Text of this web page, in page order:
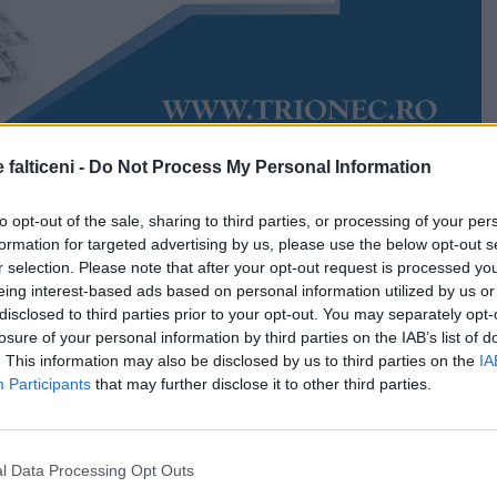
falticeni - Do Not Process My Personal Information
opt-out of the sale, sharing to third parties, or processing of your
for targeted advertising by us, please use the below opt-out
selection. Please note that after your opt-out request is processed
interest-based ads based on personal information utilized by us
to third parties prior to your opt-out. You may separately
of your personal information by third parties on the IAB’s list of
This information may also be disclosed by us to third parties on the
Participants that may further disclose it to other third parties.
Data Processing Opt Outs
Andrada SanduAccesări:
un ultim examen în lumea natației. Fălticeneanca
se numără printre sportivii care zilele acestea
Mondial de Înot în bazin scurt (25m). Competiția
complexul Duna Arena din Budapesta.
celor mai valoroși înotători din lume, care
puse în joc de organizatori.